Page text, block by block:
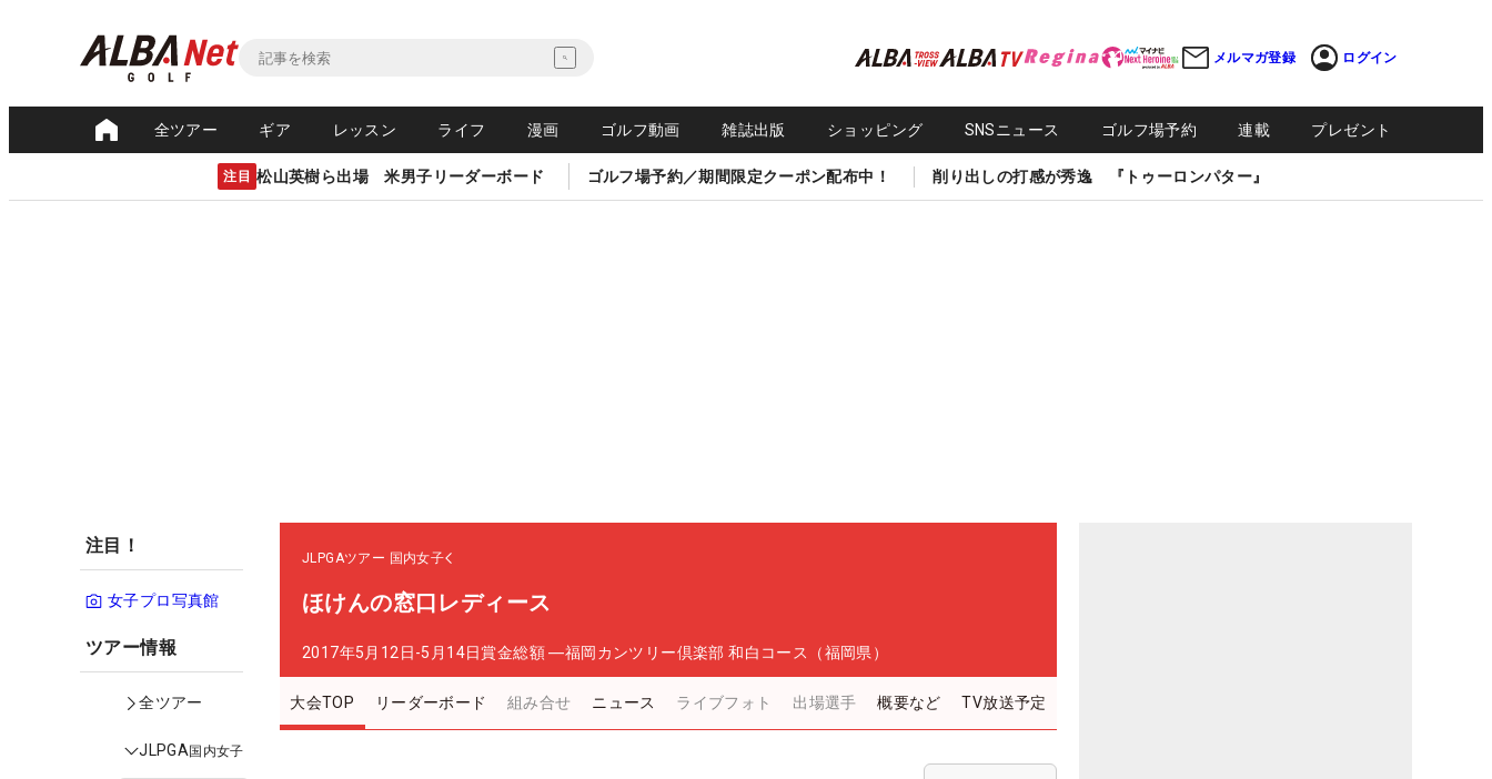
メルマガ登録 ログイン
全ツアー ギア レッスン ライフ 漫画 ゴルフ動画 雑誌出版 ショッピング SNSニュース ゴルフ場予約 連載 プレゼント
注目 松山英樹ら出場 米男子リーダーボード ゴルフ場予約／期間限定クーポン配布中！ 削り出しの打感が秀逸 『トゥーロンパター』
注目！
女子プロ写真館
ツアー情報
全ツアー
JLPGA国内女子
JLPGAツアー 国内女子
ほけんの窓口レディース
2017年5月12日-5月14日賞金総額 ―福岡カンツリー倶楽部 和白コース（福岡県）
大会TOP リーダーボード 組み合せ ニュース ライブフォト 出場選手 概要など TV放送予定